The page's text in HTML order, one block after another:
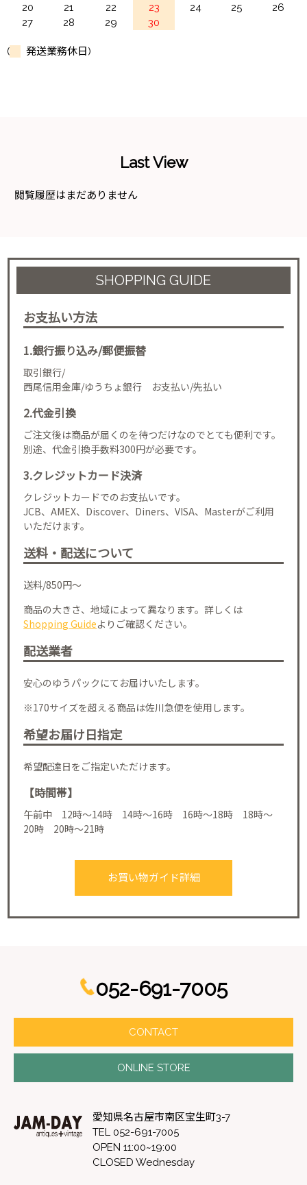
20
21 22 23 24 25
26
27
28 29 30
( 発送業務休日)
Last View
閲覧履歴はまだありません
SHOPPING GUIDE
お支払い方法
1.銀行振り込み/郵便振替
取引銀行/
西尾信用金庫/ゆうちょ銀行 お支払い/先払い
2.代金引換
ご注文後は商品が届くのを待つだけなのでとても便利です。
別途、代金引換手数料300円が必要です。
3.クレジットカード決済
クレジットカードでのお支払いです。
JCB、AMEX、Discover、Diners、VISA、Masterがご利用
いただけます。
送料・配送について
送料/850円～
商品の大きさ、地域によって異なります。詳しくは
Shopping Guideよりご確認ください。
配送業者
安心のゆうパックにてお届けいたします。
※170サイズを超える商品は佐川急便を使用します。
希望お届け日指定
希望配達日をご指定いただけます。
【時間帯】
午前中 12時～14時 14時～16時 16時～18時 18時～
20時 20時～21時
お買い物ガイド詳細
052-691-7005
CONTACT
ONLINE STORE
愛知県名古屋市南区宝生町3-7
TEL 052-691-7005
OPEN 11:00~19:00
CLOSED Wednesday